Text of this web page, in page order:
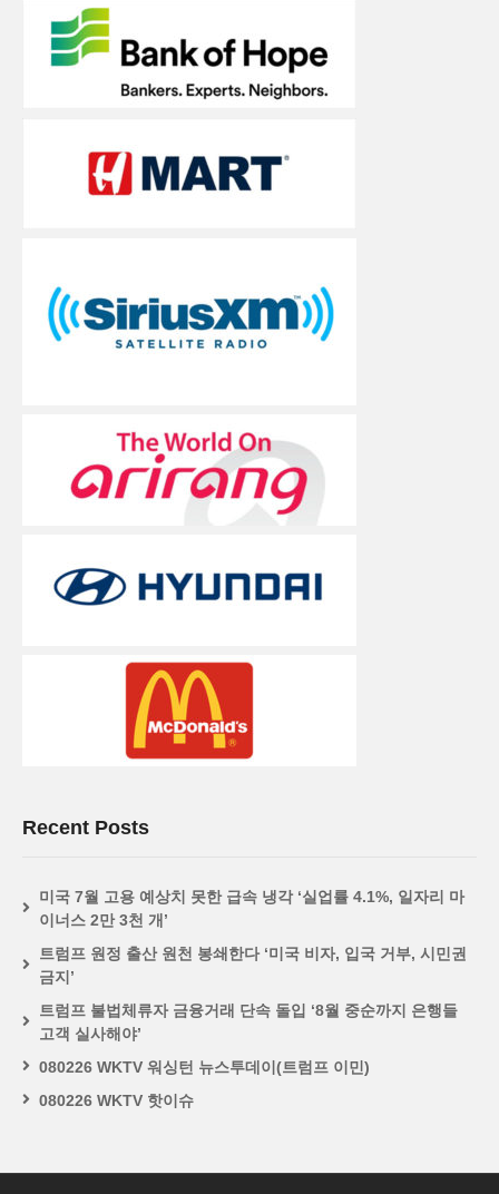
Recent Posts
미국 7월 고용 예상치 못한 급속 냉각 ‘실업률 4.1%, 일자리 마
이너스 2만 3천 개’
트럼프 원정 출산 원천 봉쇄한다 ‘미국 비자, 입국 거부, 시민권
금지’
트럼프 불법체류자 금융거래 단속 돌입 ‘8월 중순까지 은행들
고객 실사해야’
080226 WKTV 워싱턴 뉴스투데이(트럼프 이민)
080226 WKTV 핫이슈